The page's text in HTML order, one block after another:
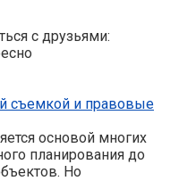
с друзьями:
съемкой и правовые
основой многих
планирования до
Но